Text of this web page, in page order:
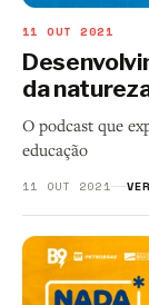
11 OUT 2021
da
O podcast que
educação
11 OUT 2021